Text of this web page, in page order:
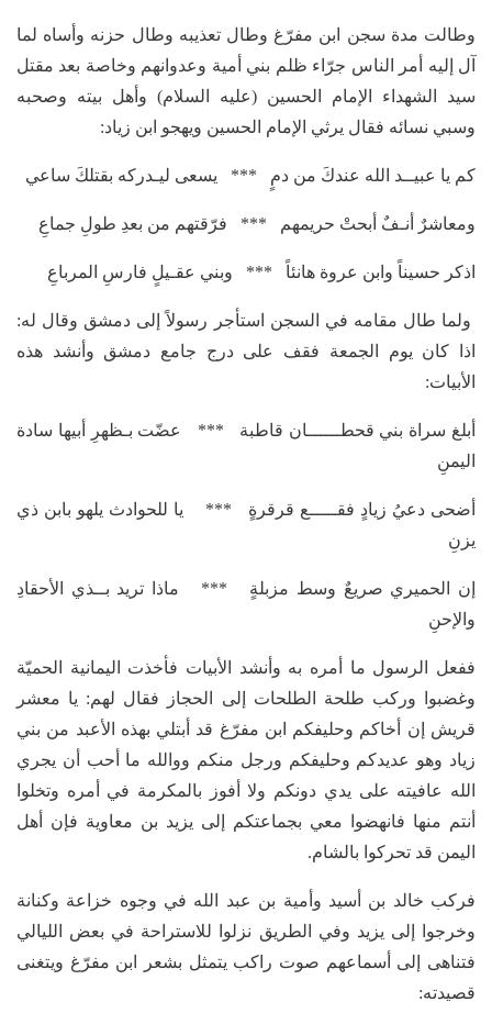
وطالت مدة سجن ابن مفرّغ وطال تعذيبه وطال حزنه وأساه لما
آل إليه أمر الناس جرّاء ظلم بني أمية وعدوانهم وخاصة بعد مقتل
سيد الشهداء الإمام الحسين (عليه السلام) وأهل بيته وصحبه
وسبي نسائه فقال يرثي الإمام الحسين ويهجو ابن زياد:
كم يا عبيــد الله عندكَ من دمٍ *** يسعى ليـدركه بقتلكَ ساعي
ومعاشرٌ أنـفٌ أبحتْ حريمهم *** فرّقتهم من بعدِ طولِ جماعِ
اذكر حسيناً وابن عروة هانئاً *** وبني عقـيلٍ فارسِ المرباعِ
ولما طال مقامه في السجن استأجر رسولاً إلى دمشق وقال له:
اذا كان يوم الجمعة فقف على درج جامع دمشق وأنشد هذه
الأبيات:
أبلغ سراة بني قحطــــــان قاطبة *** عضّت بـظهرِ أبيها سادة
اليمنِ
أضحى دعيُ زيادٍ فقـــــع قرقرةٍ *** يا للحوادث يلهو بابن ذي
يزنِ
إن الحميري صريعٌ وسط مزبلةٍ *** ماذا تريد بــذي الأحقادِ
والإحنِ
ففعل الرسول ما أمره به وأنشد الأبيات فأخذت اليمانية الحميّة
وغضبوا وركب طلحة الطلحات إلى الحجاز فقال لهم: يا معشر
قريش إن أخاكم وحليفكم ابن مفرّغ قد أبتلي بهذه الأعبد من بني
زياد وهو عديدكم وحليفكم ورجل منكم ووالله ما أحب أن يجري
الله عافيته على يدي دونكم ولا أفوز بالمكرمة في أمره وتخلوا
أنتم منها فانهضوا معي بجماعتكم إلى يزيد بن معاوية فإن أهل
اليمن قد تحركوا بالشام.
فركب خالد بن أسيد وأمية بن عبد الله في وجوه خزاعة وكنانة
وخرجوا إلى يزيد وفي الطريق نزلوا للاستراحة في بعض الليالي
فتناهى إلى أسماعهم صوت راكب يتمثل بشعر ابن مفرّغ ويتغنى
قصيدته: